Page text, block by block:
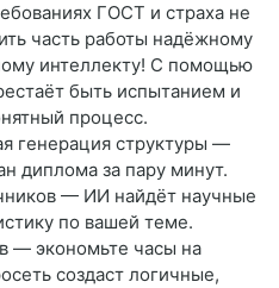
ГОСТ и страха не
часть работы надёжному
интеллекту! С помощью
быть испытанием и
процесс.
генерация структуры —
диплома за пару минут.
— ИИ найдёт научные
по вашей теме.
— экономьте часы на
создаст логичные,